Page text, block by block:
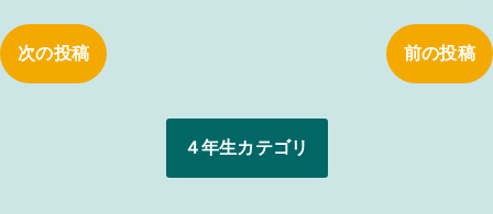
次の投稿 前の投稿
４年生カテゴリ